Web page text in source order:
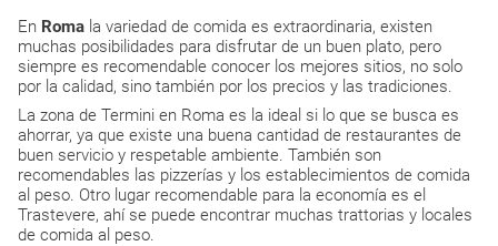
En Roma la variedad de comida es extraordinaria, existen
muchas posibilidades para disfrutar de un buen plato, pero
siempre es recomendable conocer los mejores sitios, no solo
por la calidad, sino también por los precios y las tradiciones.
La zona de Termini en Roma es la ideal si lo que se busca es
ahorrar, ya que existe una buena cantidad de restaurantes de
buen servicio y respetable ambiente. También son
recomendables las pizzerías y los establecimientos de comida
al peso. Otro lugar recomendable para la economía es el
Trastevere, ahí se puede encontrar muchas trattorias y locales
de comida al peso.